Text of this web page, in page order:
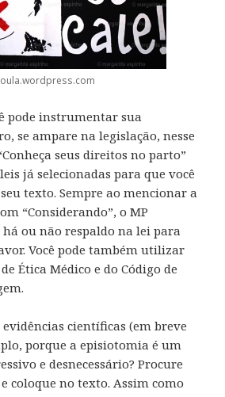
pode instrumentar sua
se ampare na legislação, nesse
seus direitos no parto”
já selecionadas para que você
texto. Sempre ao mencionar a
“Considerando”, o MP
há ou não respaldo na lei para
Você pode também utilizar
Ética Médico e do Código de
evidências científicas (em breve
porque a episiotomia é um
e desnecessário? Procure
coloque no texto. Assim como